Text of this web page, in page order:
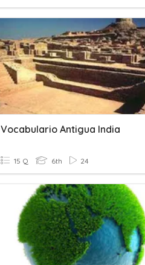
Vocabulario Antigua India
15 Q 6th 24